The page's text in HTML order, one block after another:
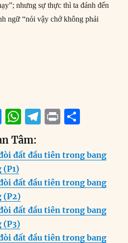
nhưng sự thực thì ta đánh đến
ngữ “nói vậy chớ không phải
M
ss
e
n
g
er
W
h
at
s
A
p
T
e
g
r
m
P
n
t
a
re
Tâm:
đất đầu tiên trong bang
đất đầu tiên trong bang
(P2)
đất đầu tiên trong bang
(P3)
đất đầu tiên trong bang